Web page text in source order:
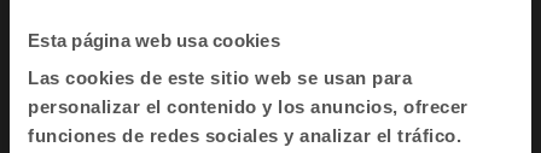
Esta página web usa cookies
Las cookies de este sitio web se usan para
personalizar el contenido y los anuncios, ofrecer
funciones de redes sociales y analizar el tráfico.
Plek Mesas de oficina